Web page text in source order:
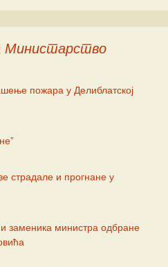
Министарство
пожара у Делиблатској
страдале и прогнане у
заменика министра одбране